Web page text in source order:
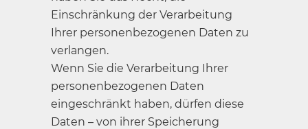
Einschränkung der Verarbeitung
Ihrer personenbezogenen Daten zu
verlangen.
Wenn Sie die Verarbeitung Ihrer
personenbezogenen Daten
eingeschränkt haben, dürfen diese
Daten – von ihrer Speicherung